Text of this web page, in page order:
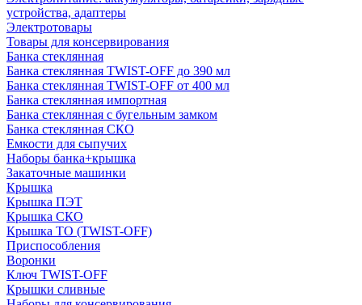
устройства, адаптеры
Электротовары
Товары для консервирования
Банка стеклянная
Банка стеклянная TWIST-OFF до 390 мл
Банка стеклянная TWIST-OFF от 400 мл
Банка стеклянная импортная
Банка стеклянная с бугельным замком
Банка стеклянная СКО
Емкости для сыпучих
Наборы банка+крышка
Закаточные машинки
Крышка
Крышка ПЭТ
Крышка СКО
Крышка ТО (TWIST-OFF)
Приспособления
Воронки
Ключ TWIST-OFF
Крышки сливные